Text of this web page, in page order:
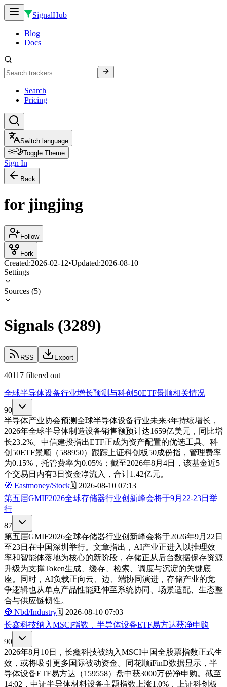
SignalHub
Blog
Docs
Search
Pricing
Switch language
Toggle Theme
Sign In
Back
for jingjing
Follow
Fork
Created:2026-02-12•Updated:2026-08-10
Settings
Sources (5)
Signals (3289)
RSS Export
40117 filtered out
全球半导体设备行业增长预测与科创50ETF景顺相关情况
90
半导体产业协会预测全球半导体设备行业未来3年持续增长，
2026年全球半导体制造设备销售额预计达1659亿美元，同比增
长23.2%。中信建投指出ETF正成为资产配置的优选工具。科
创50ETF景顺（588950）跟踪上证科创板50成份指，管理费率
为0.15%，托管费率为0.05%；截至2026年8月4日，该基金近5
个交易日内有3日资金净流入，合计1.42亿元。
🧭 Eastmoney/Stock🗓️ 2026-08-10 07:13
第五届GMIF2026全球存储器行业创新峰会将于9月22-23日举
行
87
第五届GMIF2026全球存储器行业创新峰会将于2026年9月22日
至23日在中国深圳举行。文章指出，AI产业正进入以推理效
率和智能体落地为核心的新阶段，存储正从后台数据保存资源
升级为支撑Token生成、缓存、检索、调度与沉淀的关键底
座。同时，AI负载正向云、边、端协同演进，存储产业的竞
争逻辑也从单点产品性能延伸至系统协同、场景适配、生态整
合与供应链韧性。
🧭 Nbd/Industry🗓️ 2026-08-10 07:03
长鑫科技纳入MSCI指数，半导体设备ETF易方达获净申购
90
2026年8月10日，长鑫科技被纳入MSCI中国全股票指数正式生
效，或将吸引更多国际被动资金。同花顺iFinD数据显示，半
导体设备ETF易方达（159558）盘中获3000万份净申购。截至
14:02，中证半导体材料设备主题指数上涨1.0%，上证科创板